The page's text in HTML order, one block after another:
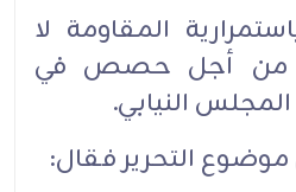
المقاومة لا
من أجل حصص في
النيابي.
التحرير فقال: